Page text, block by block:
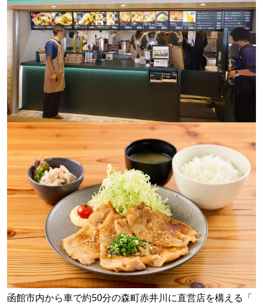
函館市内から車で約50分の森町赤井川に直営店を構える「